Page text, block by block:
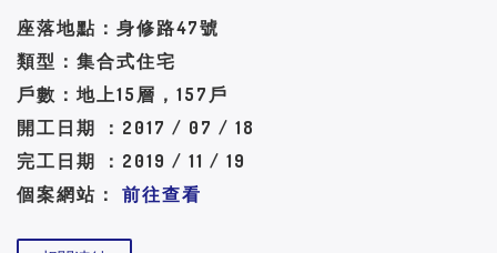
座落地點：身修路47號
類型：集合式住宅
戶數：地上15層，157戶
開工日期 ：2017 / 07 / 18
完工日期 ：2019 / 11 / 19
個案網站： 前往查看